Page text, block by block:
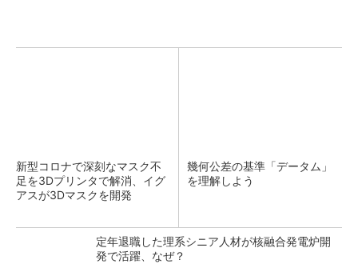
新型コロナで深刻なマスク不
足を3Dプリンタで解消、イグ
アスが3Dマスクを開発
幾何公差の基準「データム」
を理解しよう
定年退職した理系シニア人材が核融合発電炉開
発で活躍、なぜ？